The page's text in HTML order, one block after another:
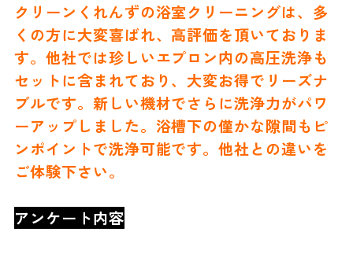
クリーンくれんずの浴室クリーニングは、多
くの方に大変喜ばれ、高評価を頂いておりま
す。他社では珍しいエプロン内の高圧洗浄も
セットに含まれており、大変お得でリーズナ
ブルです。新しい機材でさらに洗浄力がパワ
ーアップしました。浴槽下の僅かな隙間もピ
ンポイントで洗浄可能です。他社との違いを
ご体験下さい。
アンケート内容